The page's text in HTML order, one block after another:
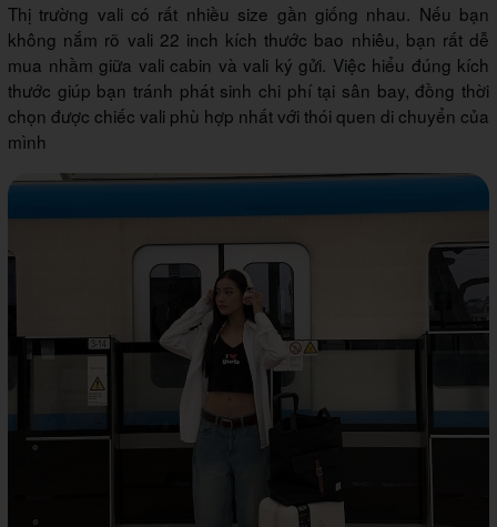
Thị trường vali có rất nhiều size gần giống nhau. Nếu bạn
không nắm rõ vali 22 inch kích thước bao nhiêu, bạn rất dễ
mua nhầm giữa vali cabin và vali ký gửi. Việc hiểu đúng kích
thước giúp bạn tránh phát sinh chi phí tại sân bay, đồng thời
chọn được chiếc vali phù hợp nhất với thói quen di chuyển của
mình